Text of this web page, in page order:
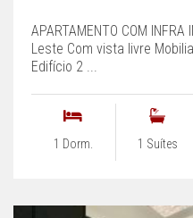
APARTAMENTO COM
Leste Com vista livre
Edifício 2 ...
1 Dorm. 1 Suítes